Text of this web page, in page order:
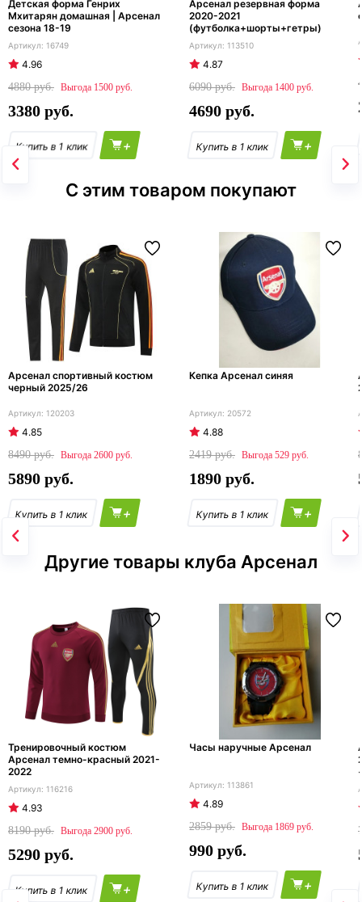
Детская форма Генрих
Мхитарян домашная | Арсенал
сезона 18-19
16749
4.96
4880
1500
3380
+
Арсенал резервная форма
2020-2021
(футболка+шорты+гетры)
113510
4.87
6090
1400
4690
+
С этим товаром покупают
Арсенал спортивный костюм
черный 2025/26
120203
4.85
8490
2600
5890
+
Кепка Арсенал синяя
20572
4.88
2419
529
1890
+
Другие товары клуба Арсенал
Тренировочный костюм
Арсенал темно-красный 2021-
2022
116216
4.93
8190
2900
5290
+
Часы наручные Арсенал
113861
4.89
2859
1869
990
+